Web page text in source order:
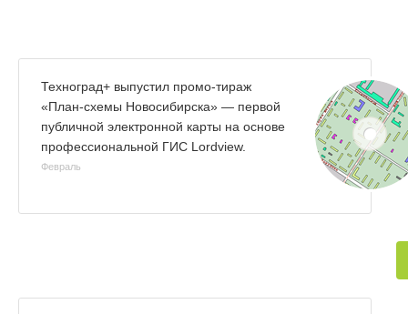
Техноград+ выпустил промо-тираж
«План-схемы Новосибирска» — первой
публичной электронной карты на основе
профессиональной ГИС Lordview.
Февраль